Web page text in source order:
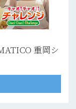
重岡シ